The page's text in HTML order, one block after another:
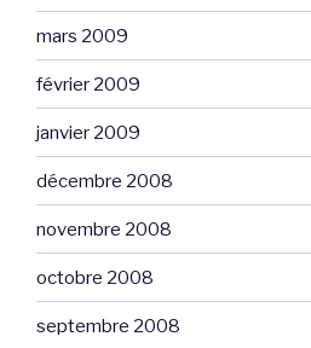
mars 2009
février 2009
janvier 2009
décembre 2008
novembre 2008
octobre 2008
septembre 2008